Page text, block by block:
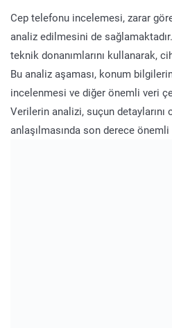
Cep telefonu incelemesi, zarar
analiz edilmesini de
teknik donanımlarını kullanarak,
Bu analiz aşaması, konum
incelenmesi ve diğer önemli veri
Verilerin analizi, suçun
anlaşılmasında son derece